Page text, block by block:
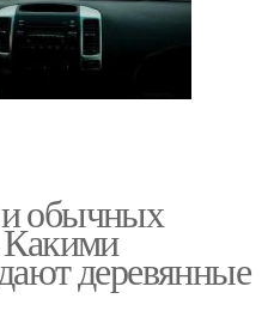
обычных
Какими
деревянные